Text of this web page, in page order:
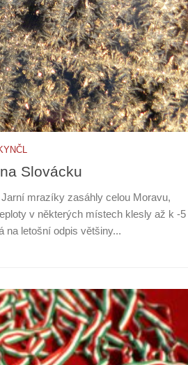
Slovácku
mrazíky zasáhly celou Moravu,
v některých místech klesly až k -5
na letošní odpis většiny...